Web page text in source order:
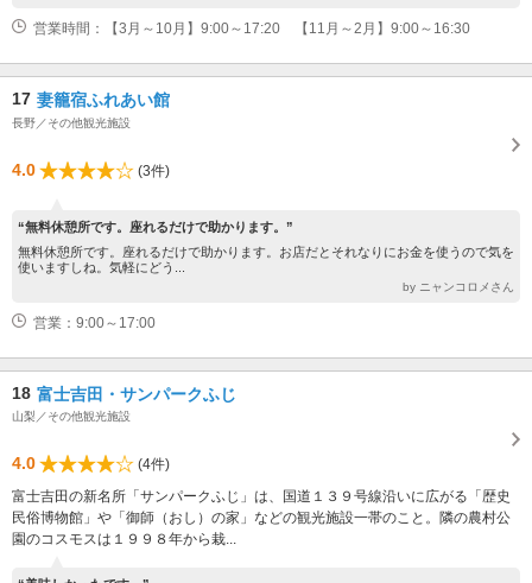
営業時間：【3月～10月】9:00～17:20 【11月～2月】9:00～16:30
17 妻籠宿ふれあい館
長野／その他観光施設
4.0 (3件)
“無料休憩所です。座れるだけで助かります。”
無料休憩所です。座れるだけで助かります。お店だとそれなりにお金を使うので気を
使いますしね。気軽にどう...
by ニャンコロメさん
営業：9:00～17:00
18 富士吉田・サンパークふじ
山梨／その他観光施設
4.0
(4件)
富士吉田の新名所「サンパークふじ」は、国道１３９号線沿いに広がる「歴史
民俗博物館」や「御師（おし）の家」などの観光施設一帯のこと。隣の農村公
園のコスモスは１９９８年から栽...